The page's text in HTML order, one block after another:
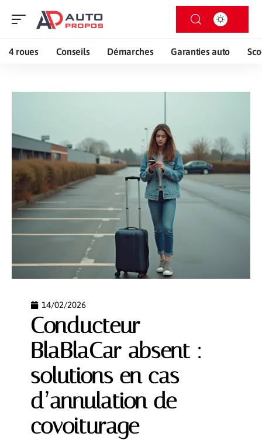
4 roues Conseils Démarches Garanties auto
14/02/2026
Conducteur
BlaBlaCar absent :
solutions en cas
d’annulation de
covoiturage